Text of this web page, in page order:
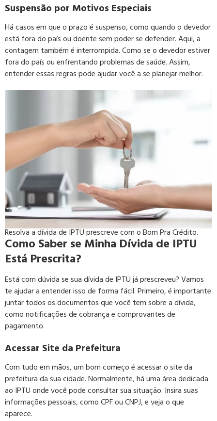
Suspensão por Motivos Especiais
Há casos em que o prazo é suspenso, como quando o devedor
está fora do país ou doente sem poder se defender. Aqui, a
contagem também é interrompida. Como se o devedor estiver
fora do país ou enfrentando problemas de saúde. Assim,
entender essas regras pode ajudar você a se planejar melhor.
Resolva a dívida de IPTU prescreve com o Bom Pra Crédito.
Como Saber se Minha Dívida de IPTU
Está Prescrita?
Está com dúvida se sua dívida de IPTU já prescreveu? Vamos
te ajudar a entender isso de forma fácil. Primeiro, é importante
juntar todos os documentos que você tem sobre a dívida,
como notificações de cobrança e comprovantes de
pagamento.
Acessar Site da Prefeitura
Com tudo em mãos, um bom começo é acessar o site da
prefeitura da sua cidade. Normalmente, há uma área dedicada
ao IPTU onde você pode consultar sua situação. Insira suas
informações pessoais, como CPF ou CNPJ, e veja o que
aparece.